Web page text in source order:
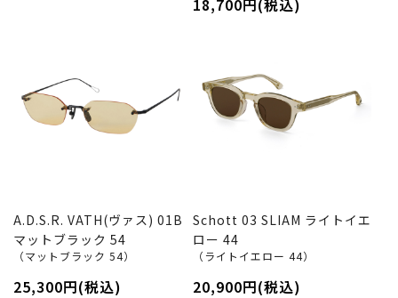
A.D.S.R. VATH(ヴァス) 01B
マットブラック 54
（マットブラック 54）
25,300円(税込)
Schott 03 SLIAM ライトイエ
ロー 44
（ライトイエロー 44）
20,900円(税込)